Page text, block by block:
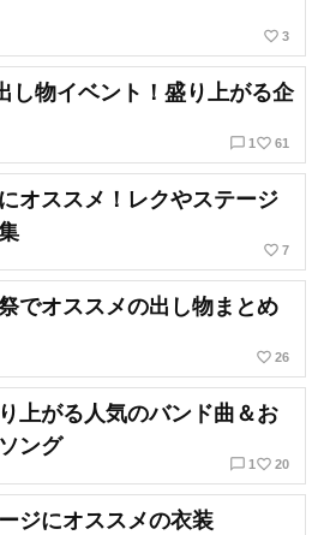
favorite_border 3
し物イベント！盛り上がる企
chat_bubble_outline 1 favorite_border 61
オススメ！レクやステージ
favorite_border 7
でオススメの出し物まとめ
favorite_border 26
上がる人気のバンド曲＆お
ング
chat_bubble_outline 1 favorite_border 20
ジにオススメの衣装